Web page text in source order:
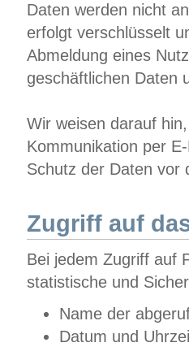
Daten werden nicht
erfolgt verschlüsselt
Abmeldung eines
geschäftlichen Daten
Wir weisen darauf
Kommunikation per
Schutz der Daten vor
Zugriff auf
Bei jedem Zugriff auf
statistische und
Name der
Datum und